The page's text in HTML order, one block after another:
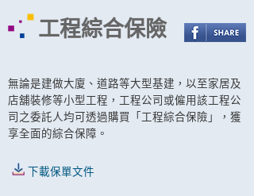
工程綜合保險
無論是建做大廈、道路等大型基建，以至家居及
店舖裝修等小型工程，工程公司或僱用該工程公
司之委託人均可透過購買「工程綜合保險」，獲
享全面的綜合保障。
下載保單文件